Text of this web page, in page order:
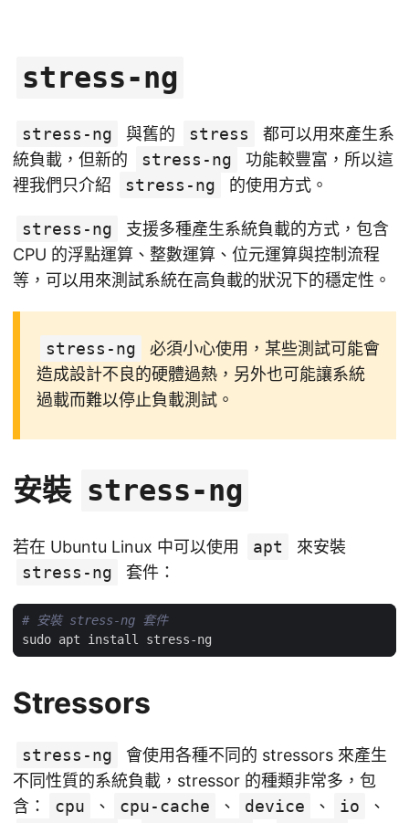
stress-ng
stress-ng 與舊的 stress
都可以用來產生系
統負載，但新的
stress-ng
功能較豐富，所以這
裡我們只介紹
stress-ng 的使用方式。
stress-ng
支援多種產生系統負載的方式，包含
CPU 的浮點運算、整數運算、位元運算與控制流程
等，可以用來測試系統在高負載的狀況下的穩定性。
stress-ng
必須小心使用，某些測試可能會
造成設計不良的硬體過熱，另外也可能讓系統
過載而難以停止負載測試。
安裝 stress-ng
若在 Ubuntu Linux 中可以使用 apt
來安裝
stress-ng
套件：
# 安裝 stress-ng 套件
Stressors
stress-ng
會使用各種不同的 stressors 來產生
不同性質的系統負載，stressor 的種類非常多，包
含：
cpu 、 cpu-cache 、 device 、 io
、